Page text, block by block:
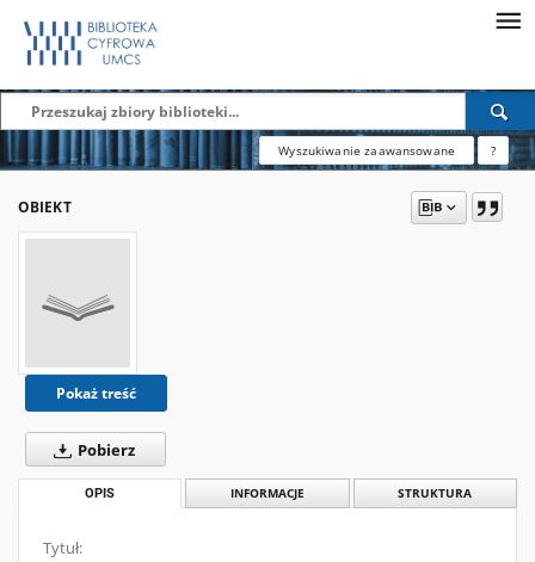
Wyszukiwanie zaawansowane ?
OBIEKT
Pokaż treść
Pobierz
OPIS INFORMACJE STRUKTURA
Tytuł: